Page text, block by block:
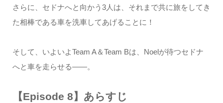
さらに、セドナへと向かう3人は、それまで共に旅をしてき
た相棒である車を洗車してあげることに！
そして、いよいよTeam A＆Team Bは、Noelが待つセドナ
へと車を走らせる――。
【Episode 8】あらすじ